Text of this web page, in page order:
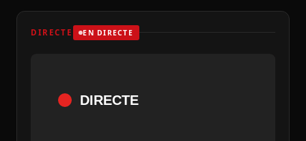
DIRECTE EN DIRECTE
DIRECTE